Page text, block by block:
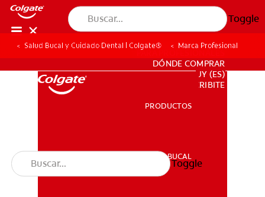
Toggle
SALUD BUCAL
PARA PROFESIONALES
DÓNDE COMPRAR
UY (ES)
SUSCRIBITE
PRODUCTOS
SALUD BUCAL
Toggle
Salud Bucal y Cuidado Dental | Colgate® Marca Profesional